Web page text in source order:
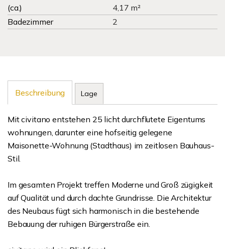
(ca.)
4,17 m²
Badezimmer
2
Beschreibung Lage
Mit civitano entstehen 25 licht durchflutete Eigentums
wohnungen, darunter eine hofseitig gelegene
Maisonette-Wohnung (Stadthaus) im zeitlosen Bauhaus-
Stil.
Im gesamten Projekt treffen Moderne und Groß zügigkeit
auf Qualität und durch dachte Grundrisse. Die Architektur
des Neubaus fügt sich harmonisch in die bestehende
Bebauung der ruhigen Bürgerstraße ein.